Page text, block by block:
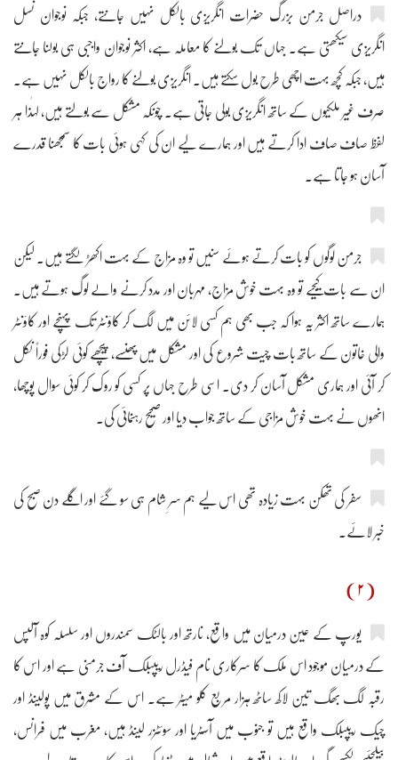
دراصل جرمن بزرگ حضرات انگریزی بالکل نہیں جانتے، جبکہ نوجوان نسل
انگریزی سیکھتی ہے۔ جہاں تک بولنے کا معاملہ ہے، اکثر نوجوان واجبی ہی بولنا جانتے
ہیں، جبکہ کچھ بہت اچھی طرح بول سکتے ہیں۔ انگریزی بولنے کا رواج بالکل نہیں ہے۔
صرف غیر ملکیوں کے ساتھ انگریزی بولی جاتی ہے۔ چونکہ مشکل سے بولتے ہیں، لہٰذا ہر
لفظ صاف صاف ادا کرتے ہیں اور ہمارے لیے ان کی کہی ہوئی بات کا سمجھنا قدرے
آسان ہو جاتا ہے۔
جرمن لوگوں کو بات کرتے ہوئے سنیں تو وہ مزاج کے بہت اکھڑ لگتے ہیں۔ لیکن
ان سے بات کیجیے تو وہ بہت خوش مزاج، مہربان اور مدد کرنے والے لوگ ہوتے ہیں۔
ہمارے ساتھ اکثر یہ ہوا کہ جب بھی ہم کسی لائن میں لگ کر کاؤنٹر تک پہنچے اور کاؤنٹر
والی خاتون کے ساتھ بات چیت شروع کی اور مشکل میں پھنسے، پیچھے کوئی لڑکی فوراً نکل
کر آئی اور ہماری مشکل آسان کر دی۔ اسی طرح جہاں پر کسی کو روک کر کوئی سوال پوچھا،
انھوں نے بہت خوش مزاجی کے ساتھ جواب دیا اور صحیح رہنمائی کی۔
سفر کی تھکن بہت زیادہ تھی اس لیے ہم سرِ شام ہی سو گئے اور اگلے دن صبح کی
خبر لائے۔
(۲)
یورپ کے عین درمیان میں واقع، نارتھ اور بالٹک سمندروں اور سلسلہ کوہ آلپس
کے درمیان موجود اس ملک کا سرکاری نام فیڈرل ریپبلک آف جرمنی ہے اور اس کا
رقبہ لگ بھگ تین لاکھ ساٹھ ہزار مربع کلو میٹر ہے۔ اس کے مشرق میں پولینڈ اور
چیک ریپبلک واقع ہیں تو جنوب میں آسٹریا اور سوئٹزر لینڈ ہیں، مغرب میں فرانس،